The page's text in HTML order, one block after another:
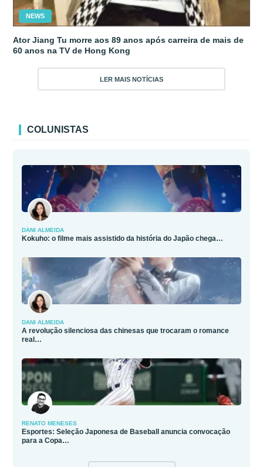
NEWS
Ator Jiang Tu morre aos 89 anos após carreira de mais de
60 anos na TV de Hong Kong
LER MAIS NOTÍCIAS
COLUNISTAS
DANI ALMEIDA
Kokuho: o filme mais assistido da história do Japão chega…
DANI ALMEIDA
A revolução silenciosa das chinesas que trocaram o romance
real…
RENATO MENESES
Esportes: Seleção Japonesa de Baseball anuncia convocação
para a Copa…